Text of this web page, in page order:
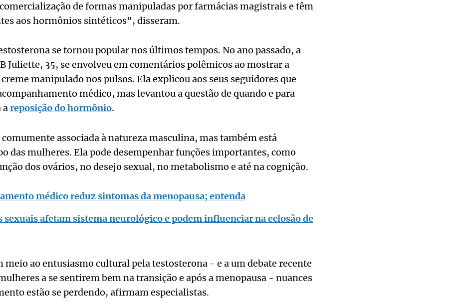
de formas manipuladas por farmácias magistrais e têm
aos hormônios sintéticos", disseram.
se tornou popular nos últimos tempos. No ano passado, a
Juliette, 35, se envolveu em comentários polêmicos ao mostrar a
manipulado nos pulsos. Ela explicou aos seus seguidores que
médico, mas levantou a questão de quando e para
areposição do hormônio.
associada à natureza masculina, mas também está
das mulheres. Ela pode desempenhar funções importantes, como
dos ovários, no desejo sexual, no metabolismo e até na cognição.
médico reduz sintomas da menopausa; entenda
afetam sistema neurológico e podem influenciar na eclosão de
meio ao entusiasmo cultural pela testosterona - e a um debate recente
a se sentirem bem na transição e após a menopausa - nuances
estão se perdendo, afirmam especialistas.